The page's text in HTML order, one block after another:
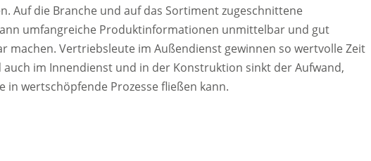
Auf die Branche und auf das Sortiment zugeschnittene
umfangreiche Produktinformationen unmittelbar und gut
machen. Vertriebsleute im Außendienst gewinnen so wertvolle Zeit
im Innendienst und in der Konstruktion sinkt der Aufwand,
in wertschöpfende Prozesse fließen kann.